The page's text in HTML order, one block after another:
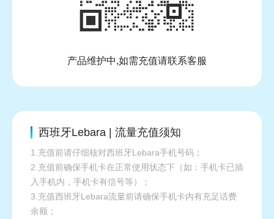
产品维护中,如需充值请联系客服
西班牙Lebara | 流量充值须知
1.充值前请仔细核对西班牙Lebara手机号码；
2.充值前确保手机卡在正常使用状态下（如：手机卡已插
入手机内，手机卡有信号等）；
3.充值西班牙Lebara流量前请确保手机卡内有充足话费
余额；